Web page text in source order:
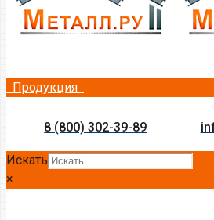
Продукция
8 (800) 302-39-89
Искать
×